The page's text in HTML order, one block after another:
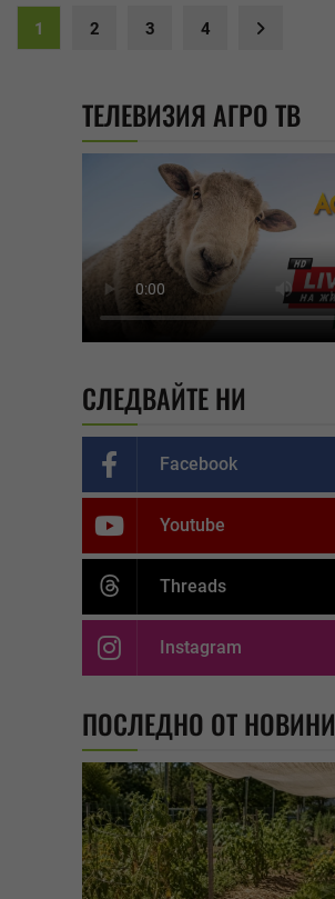
1 2 3 4
ТЕЛЕВИЗИЯ АГРО ТВ
СЛЕДВАЙТЕ НИ
Facebook
Youtube
Threads
Instagram
ПОСЛЕДНО ОТ НОВИНИ